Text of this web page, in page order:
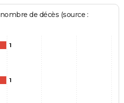
de décès (source :
1
1